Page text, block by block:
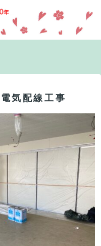
気配線工事